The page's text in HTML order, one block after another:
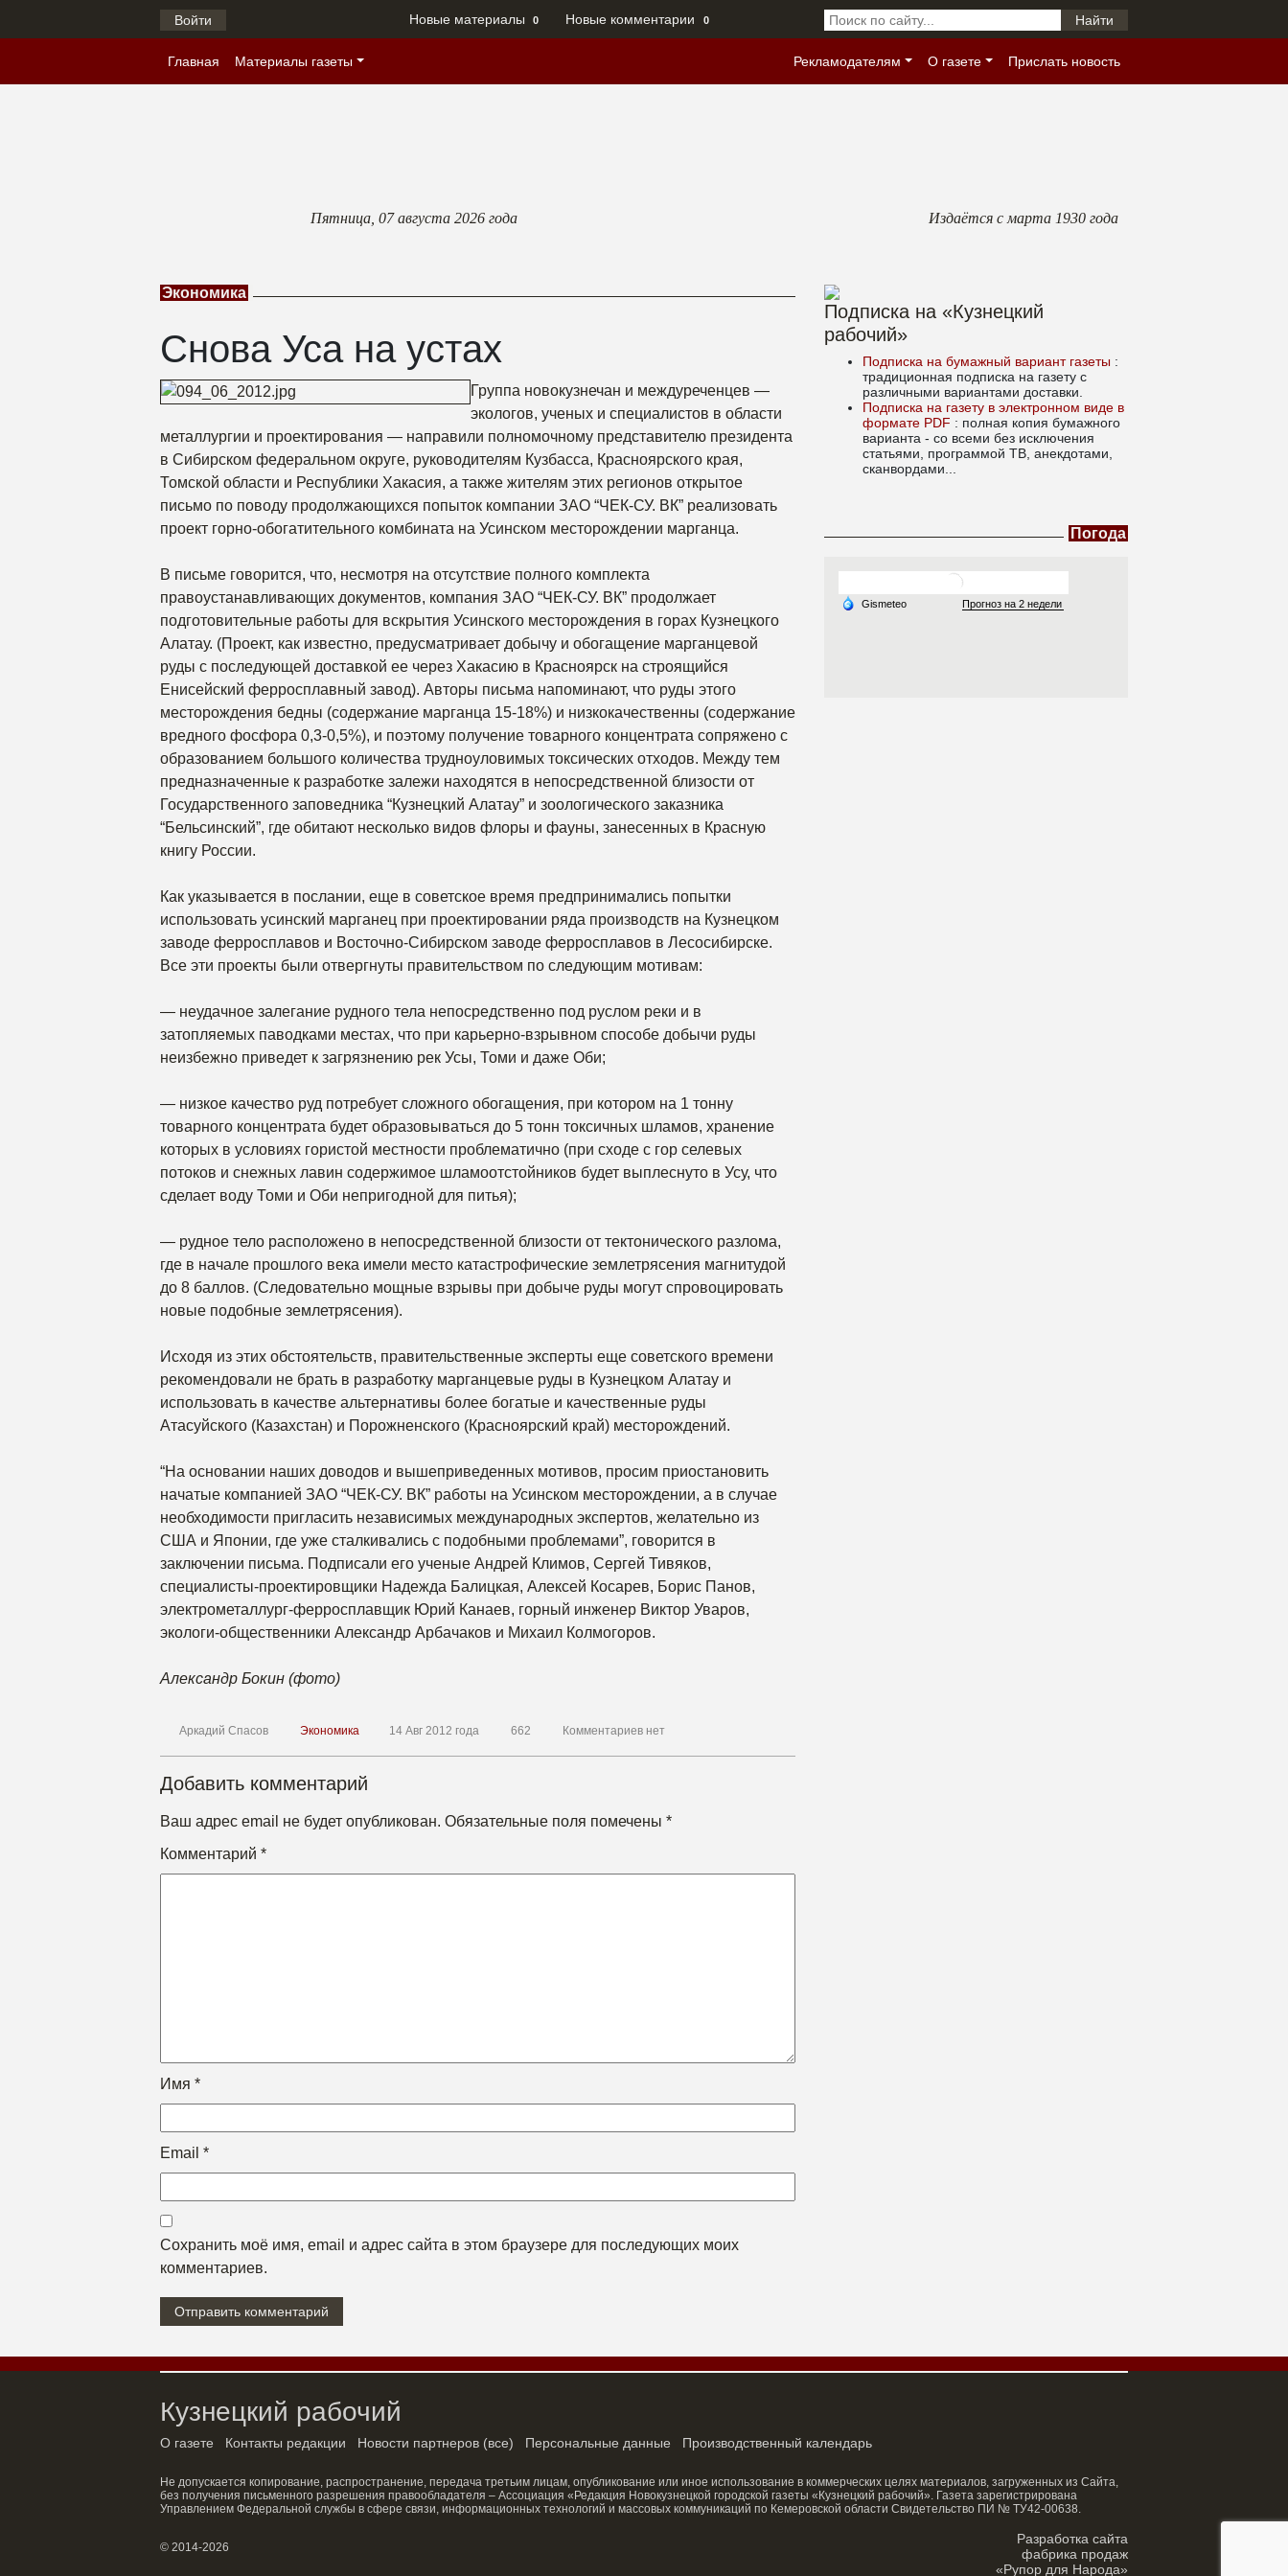
Войти Новые материалы 0 Новые комментарии 0
Главная Материалы газеты Рекламодателям О газете Прислать новость
Пятница, 07 августа 2026 года Издаётся с марта 1930 года
Экономика
Снова Уса на устах
Группа новокузнечан и междуреченцев —
экологов, ученых и специалистов в области
металлургии и проектирования — направили полномочному представителю президента
в Сибирском федеральном округе, руководителям Кузбасса, Красноярского края,
Томской области и Республики Хакасия, а также жителям этих регионов открытое
письмо по поводу продолжающихся попыток компании ЗАО “ЧЕК-СУ. ВК” реализовать
проект горно-обогатительного комбината на Усинском месторождении марганца.
В письме говорится, что, несмотря на отсутствие полного комплекта
правоустанавливающих документов, компания ЗАО “ЧЕК-СУ. ВК” продолжает
подготовительные работы для вскрытия Усинского месторождения в горах Кузнецкого
Алатау. (Проект, как известно, предусматривает добычу и обогащение марганцевой
руды с последующей доставкой ее через Хакасию в Красноярск на строящийся
Енисейский ферросплавный завод). Авторы письма напоминают, что руды этого
месторождения бедны (содержание марганца 15-18%) и низкокачественны (содержание
вредного фосфора 0,3-0,5%), и поэтому получение товарного концентрата сопряжено с
образованием большого количества трудноуловимых токсических отходов. Между тем
предназначенные к разработке залежи находятся в непосредственной близости от
Государственного заповедника “Кузнецкий Алатау” и зоологического заказника
“Бельсинский”, где обитают несколько видов флоры и фауны, занесенных в Красную
книгу России.
Как указывается в послании, еще в советское время предпринимались попытки
использовать усинский марганец при проектировании ряда производств на Кузнецком
заводе ферросплавов и Восточно-Сибирском заводе ферросплавов в Лесосибирске.
Все эти проекты были отвергнуты правительством по следующим мотивам:
— неудачное залегание рудного тела непосредственно под руслом реки и в
затопляемых паводками местах, что при карьерно-взрывном способе добычи руды
неизбежно приведет к загрязнению рек Усы, Томи и даже Оби;
— низкое качество руд потребует сложного обогащения, при котором на 1 тонну
товарного концентрата будет образовываться до 5 тонн токсичных шламов, хранение
которых в условиях гористой местности проблематично (при сходе с гор селевых
потоков и снежных лавин содержимое шламоотстойников будет выплеснуто в Усу, что
сделает воду Томи и Оби непригодной для питья);
— рудное тело расположено в непосредственной близости от тектонического разлома,
где в начале прошлого века имели место катастрофические землетрясения магнитудой
до 8 баллов. (Следовательно мощные взрывы при добыче руды могут спровоцировать
новые подобные землетрясения).
Исходя из этих обстоятельств, правительственные эксперты еще советского времени
рекомендовали не брать в разработку марганцевые руды в Кузнецком Алатау и
использовать в качестве альтернативы более богатые и качественные руды
Атасуйского (Казахстан) и Порожненского (Красноярский край) месторождений.
“На основании наших доводов и вышеприведенных мотивов, просим приостановить
начатые компанией ЗАО “ЧЕК-СУ. ВК” работы на Усинском месторождении, а в случае
необходимости пригласить независимых международных экспертов, желательно из
США и Японии, где уже сталкивались с подобными проблемами”, говорится в
заключении письма. Подписали его ученые Андрей Климов, Сергей Тивяков,
специалисты-проектировщики Надежда Балицкая, Алексей Косарев, Борис Панов,
электрометаллург-ферросплавщик Юрий Канаев, горный инженер Виктор Уваров,
экологи-общественники Александр Арбачаков и Михаил Колмогоров.
Александр Бокин (фото)
Аркадий Спасов Экономика 14 Авг 2012 года 662 Комментариев нет
Добавить комментарий
Ваш адрес email не будет опубликован. Обязательные поля помечены *
Комментарий *
Имя *
Email *
Сохранить моё имя, email и адрес сайта в этом браузере для последующих моих
комментариев.
Подписка на «Кузнецкий
рабочий»
Подписка на бумажный вариант газеты :
традиционная подписка на газету с
различными вариантами доставки.
Подписка на газету в электронном виде в
формате PDF : полная копия бумажного
варианта - со всеми без исключения
статьями, программой ТВ, анекдотами,
сканвордами...
Погода
Кузнецкий рабочий
О газете Контакты редакции Новости партнеров (все) Персональные данные Производственный календарь
Не допускается копирование, распространение, передача третьим лицам, опубликование или иное использование в коммерческих целях материалов, загруженных из Сайта,
без получения письменного разрешения правообладателя – Ассоциация «Редакция Новокузнецкой городской газеты «Кузнецкий рабочий». Газета зарегистрирована
Управлением Федеральной службы в сфере связи, информационных технологий и массовых коммуникаций по Кемеровской области Свидетельство ПИ № ТУ42-00638.
© 2014-2026
Разработка сайта
фабрика продаж
«Рупор для Народа»